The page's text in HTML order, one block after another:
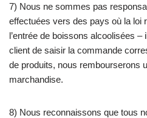
7) Nous ne sommes pas
effectuées vers des pays où la loi
l’entrée de boissons alcoolisées
client de saisir la commande
de produits, nous rembourserons
marchandise.
8) Nous reconnaissons que tous